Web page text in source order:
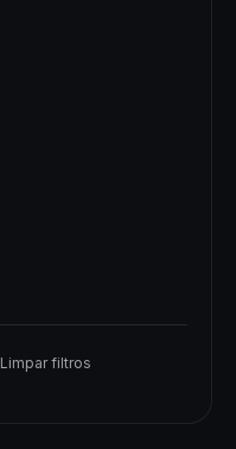
Limpar filtros